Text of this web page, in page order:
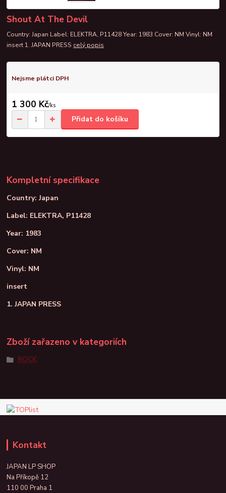
Shout At The Devil
Country: Japan Label: ELEKTRA, P11428 Year: 1983 Cover: NM Vinyl: NM
insert 1. JAPAN PRESS celý popis
Nejsme plátci DPH
1 300 Kč/ks
Přidat do košíku
Kompletní specifikace
Country: Japan
Label: ELEKTRA, P11428
Year: 1983
Cover: NM
Vinyl: NM
insert
1. JAPAN PRESS
Zboží zařazeno v kategoriích
ROCK
Kontakt
JAPAN LP SHOP
Na Příkopě 12
110 00 Praha 1